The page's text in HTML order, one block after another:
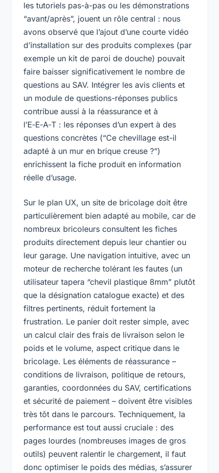
les tutoriels pas-à-pas ou les démonstrations
“avant/après”, jouent un rôle central : nous
avons observé que l’ajout d’une courte vidéo
d’installation sur des produits complexes (par
exemple un kit de paroi de douche) pouvait
faire baisser significativement le nombre de
questions au SAV. Intégrer les avis clients et
un module de questions-réponses publics
contribue aussi à la réassurance et à
l’E‑E‑A‑T : les réponses d’un expert à des
questions concrètes (“Ce chevillage est-il
adapté à un mur en brique creuse ?”)
enrichissent la fiche produit en information
réelle d’usage.
Sur le plan UX, un site de bricolage doit être
particulièrement bien adapté au mobile, car de
nombreux bricoleurs consultent les fiches
produits directement depuis leur chantier ou
leur garage. Une navigation intuitive, avec un
moteur de recherche tolérant les fautes (un
utilisateur tapera “chevil plastique 8mm” plutôt
que la désignation catalogue exacte) et des
filtres pertinents, réduit fortement la
frustration. Le panier doit rester simple, avec
un calcul clair des frais de livraison selon le
poids et le volume, aspect critique dans le
bricolage. Les éléments de réassurance –
conditions de livraison, politique de retours,
garanties, coordonnées du SAV, certifications
et sécurité de paiement – doivent être visibles
très tôt dans le parcours. Techniquement, la
performance est tout aussi cruciale : des
pages lourdes (nombreuses images de gros
outils) peuvent ralentir le chargement, il faut
donc optimiser le poids des médias, s’assurer